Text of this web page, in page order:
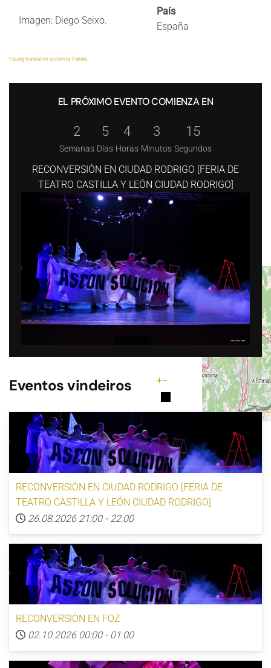
Imagen: Diego Seixo.
+−
País
España
FaLang translation system by Faboba
EL PRÓXIMO EVENTO COMIENZA EN
2
Semanas
5
Días
4
Horas
3
Minutos
14
Segundos
RECONVERSIÓN EN CIUDAD RODRIGO [FERIA DE
TEATRO CASTILLA Y LEÓN CIUDAD RODRIGO]
Eventos vindeiros
RECONVERSIÓN EN CIUDAD RODRIGO [FERIA DE
TEATRO CASTILLA Y LEÓN CIUDAD RODRIGO]
26.08.2026 21:00 - 22:00
RECONVERSIÓN EN FOZ
02.10.2026 00:00 - 01:00